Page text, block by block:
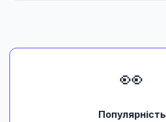
👀
Популярність